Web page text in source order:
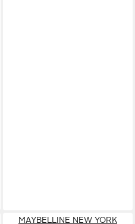
MAYBELLINE NEW YORK